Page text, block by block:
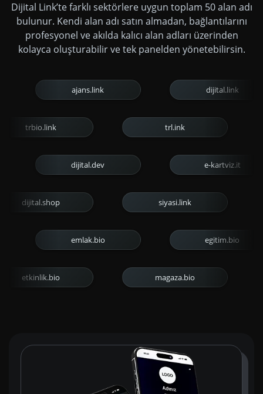
Dijital Link’te farklı sektörlere uygun toplam 50 alan adı
bulunur. Kendi alan adı satın almadan, bağlantılarını
profesyonel ve akılda kalıcı alan adları üzerinden
kolayca oluşturabilir ve tek panelden yönetebilirsin.
dijital.dev e-kartviz.it
dijital.shop
emlak.bio egitim.bio
magaza.bio
etkinlik.bio